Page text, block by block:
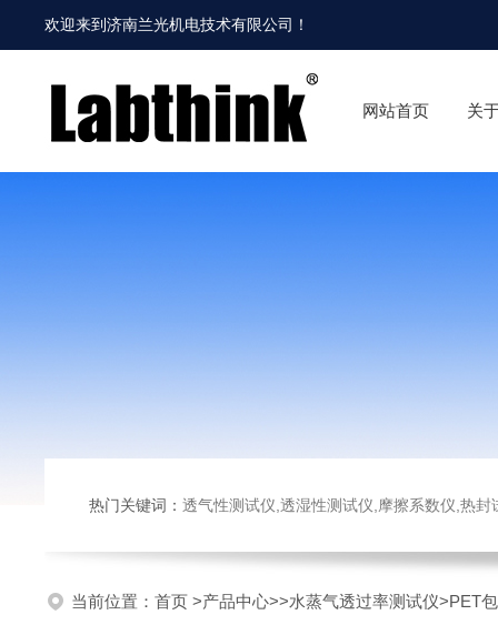
欢迎来到济南兰光机电技术有限公司 ！
网站首页 关
热门关键词： 透气性测试仪,透湿性测试仪,摩擦系数仪,热封试验仪,
当前位置： 首页 >产品中心>>水蒸气透过率测试仪>PET